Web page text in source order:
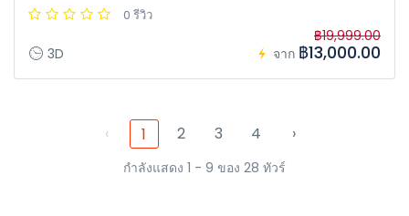
0 รีวิว
3D จาก
฿19,999.00
฿13,000.00
‹ 1 2 3 4 ›
กำลังแสดง 1 - 9 ของ 28 ทัวร์